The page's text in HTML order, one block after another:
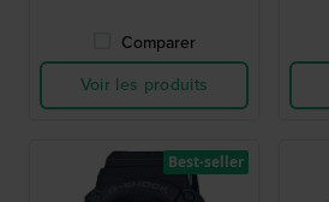
Comparer
Voir les produits
Best-seller